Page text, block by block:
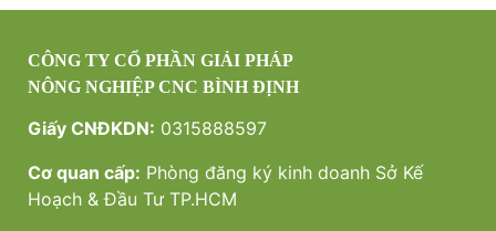
tphcm
hạ thảo ở Đồng Nai chất lượng, giá tốt
Top 5 địa chỉ mua set quà tặng đông trùng
hạ thảo ở Bình Dương chất lượng, giá tốt
CÔNG TY CỔ PHẦN GIẢI PHÁP
NÔNG NGHIỆP CNC BÌNH ĐỊNH
Giấy CNĐKDN: 0315888597
Cơ quan cấp: Phòng đăng ký kinh doanh Sở Kế
Hoạch & Đầu Tư TP.HCM